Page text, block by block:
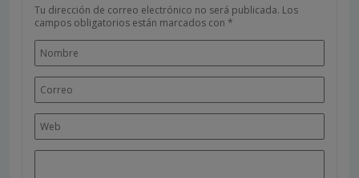
Tu dirección de correo electrónico no será publicada. Los
campos obligatorios están marcados con *